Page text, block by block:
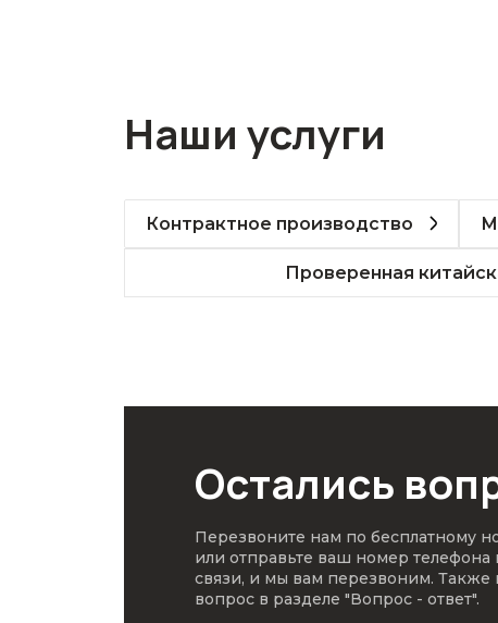
Наши услуги
Контрактное производство
Проверенная
Остались
Перезвоните нам по бесплатному
или отправьте ваш номер
связи, и мы вам перезвоним. Также
вопрос в разделе "Вопрос - ответ".